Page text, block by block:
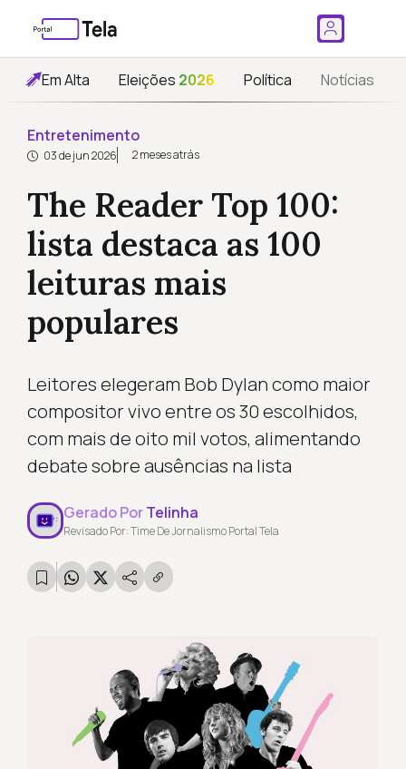
Em Alta Eleições 2026 Política Notícias
Entretenimento
03 de jun 2026 2 meses atrás
The Reader Top 100:
lista destaca as 100
leituras mais
populares
Leitores elegeram Bob Dylan como maior
compositor vivo entre os 30 escolhidos,
com mais de oito mil votos, alimentando
debate sobre ausências na lista
Gerado PorTelinha
Revisado Por: Time De Jornalismo Portal Tela